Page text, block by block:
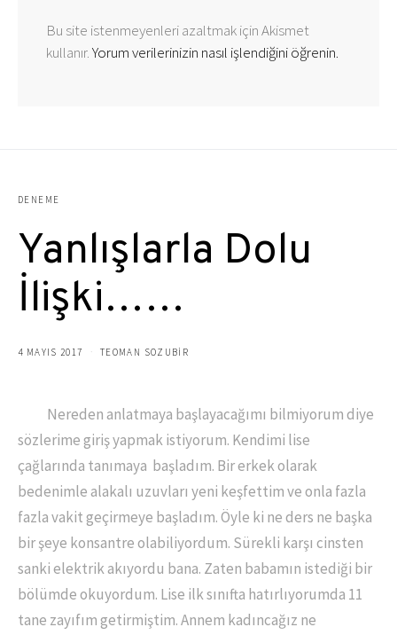
Bu site istenmeyenleri azaltmak için Akismet
kullanır.Yorum verilerinizin nasıl işlendiğini öğrenin.
DENEME
Yanlışlarla Dolu
İlişki……
4 MAYIS 2017 TEOMAN SOZUBIR
Nereden anlatmaya başlayacağımı bilmiyorum diye
sözlerime giriş yapmak istiyorum. Kendimi lise
çağlarında tanımaya başladım. Bir erkek olarak
bedenimle alakalı uzuvları yeni keşfettim ve onla fazla
fazla vakit geçirmeye başladım. Öyle ki ne ders ne başka
bir şeye konsantre olabiliyordum. Sürekli karşı cinsten
sanki elektrik akıyordu bana. Zaten babamın istediği bir
bölümde okuyordum. Lise ilk sınıfta hatırlıyorumda 11
tane zayıfım getirmiştim. Annem kadıncağız ne